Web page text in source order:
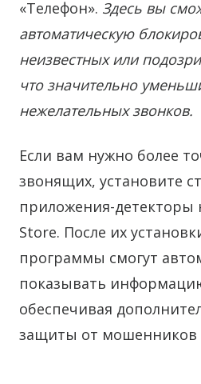
«Телефон». Здесь вы
автоматическую
неизвестных или
что значительно
нежелательных звонков.
Если вам нужно более
звонящих, установите
приложения-детекторы
Store. После их
программы смогут
показывать
обеспечивая
защиты от мошенников